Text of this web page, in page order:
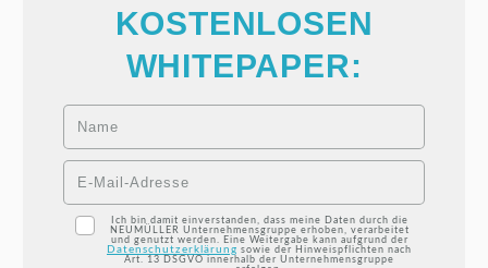
KOSTENLOSEN
WHITEPAPER:
Ich bin damit einverstanden, dass meine Daten durch die
NEUMÜLLER Unternehmensgruppe erhoben, verarbeitet
und genutzt werden. Eine Weitergabe kann aufgrund der
Datenschutzerklärung sowie der Hinweispflichten nach
Art. 13 DSGVO innerhalb der Unternehmensgruppe